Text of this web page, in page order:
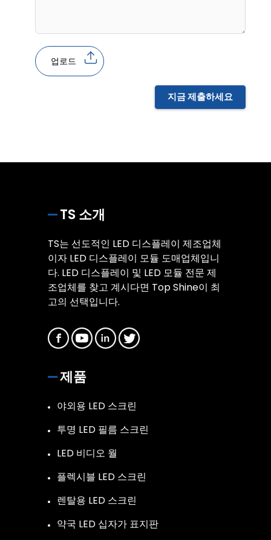
업로드
지금 제출하세요
TS 소개
TS는 선도적인 LED 디스플레이 제조업체
이자 LED 디스플레이 모듈 도매업체입니
다. LED 디스플레이 및 LED 모듈 전문 제
조업체를 찾고 계시다면 Top Shine이 최
고의 선택입니다.
제품
야외용 LED 스크린
투명 LED 필름 스크린
LED 비디오 월
플렉시블 LED 스크린
렌탈용 LED 스크린
약국 LED 십자가 표지판